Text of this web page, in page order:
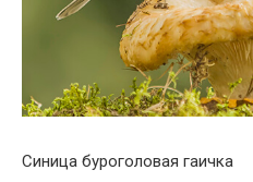
Синица буроголовая гаичка